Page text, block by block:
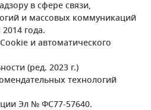
в сфере связи,
и массовых коммуникаций
года.
и автоматического
(ред. 2023 г.)
технологий
Эл № ФС77-57640.